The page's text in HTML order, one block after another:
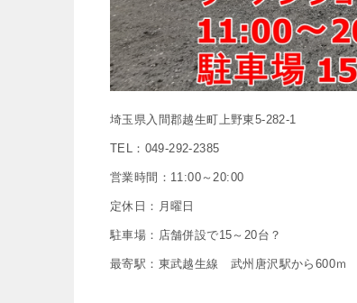
埼玉県入間郡越生町上野東5-282-1
TEL：049-292-2385
営業時間：11:00～20:00
定休日：月曜日
駐車場：店舗併設で15～20台？
最寄駅：東武越生線 武州唐沢駅から600ｍ